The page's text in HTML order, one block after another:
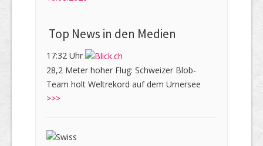
Top News in den Medien
17:32 Uhr
28,2 Meter hoher Flug: Schweizer Blob-
Team holt Weltrekord auf dem Urnersee
>>>